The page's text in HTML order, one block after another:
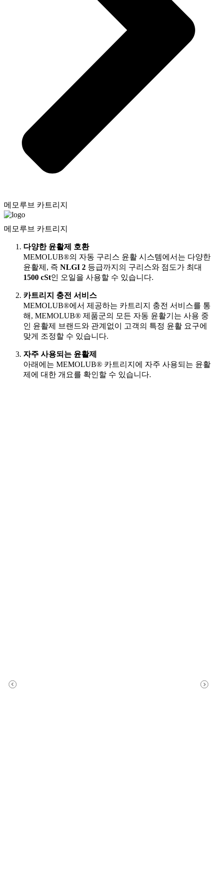
메모루브 카트리지
메모루브 카트리지
다양한 윤활제 호환
MEMOLUB®의 자동 구리스 윤활 시스템에서는 다양한
윤활제, 즉 NLGI 2 등급까지의 구리스와 점도가 최대
1500 cSt인 오일을 사용할 수 있습니다.
카트리지 충전 서비스
MEMOLUB®에서 제공하는 카트리지 충전 서비스를 통
해, MEMOLUB® 제품군의 모든 자동 윤활기는 사용 중
인 윤활제 브랜드와 관계없이 고객의 특정 윤활 요구에
맞게 조정할 수 있습니다.
자주 사용되는 윤활제
아래에는 MEMOLUB® 카트리지에 자주 사용되는 윤활
제에 대한 개요를 확인할 수 있습니다.